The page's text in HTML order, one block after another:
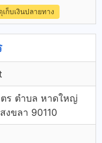
ก็บเงินปลายทาง
ร ตำบล หาดใหญ่
งขลา 90110